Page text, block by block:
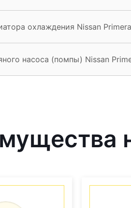
охлаждения Nissan Primera
насоса (помпы) Nissan